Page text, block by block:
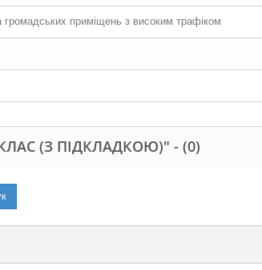
приміщень з високим трафіком
КЛАС (З ПІДКЛАДКОЮ)" - (0)